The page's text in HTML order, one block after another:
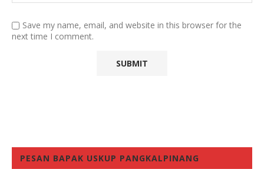
Save my name, email, and website in this browser for the
next time I comment.
PESAN BAPAK USKUP PANGKALPINANG